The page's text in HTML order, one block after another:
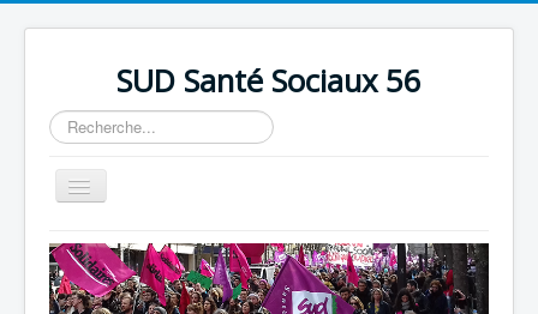
SUD Santé Sociaux 56
Rechercher
Basculer
la
Accueil
Présentation